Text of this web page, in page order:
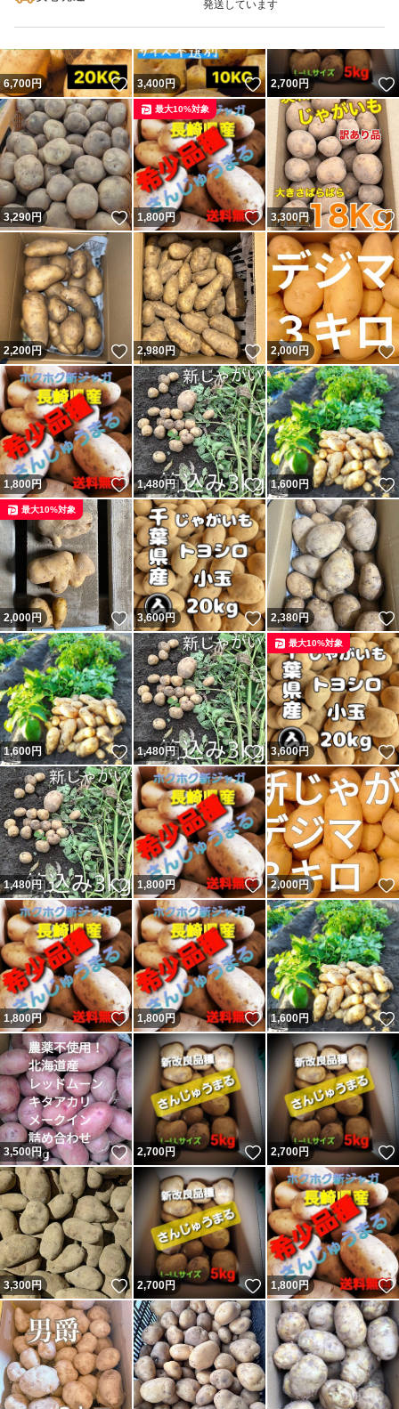
発送しています
6,700円 いいね！
3,400円 いいね！
2,700円
3,290円 いいね！
1,800 円 いいね！
最大10%対象
3,300円
2,200円 いいね！
2,980円 いいね！
2,000円
1,800 円 いいね！
1,480円 いいね！
1,600円
2,000円 いいね！
最大10%対象
3,600円 いいね！
2,380円
1,600円 いいね！
1,480円 いいね！
3,600円
最大10%対象
1,480円 いいね！
1,800 円 いいね！
2,000円
1,800 円 いいね！
1,800 円 いいね！
1,600円
3,500円 いいね！
2,700円 いいね！
2,700円
3,300円 いいね！
2,700円 いいね！
1,800 円